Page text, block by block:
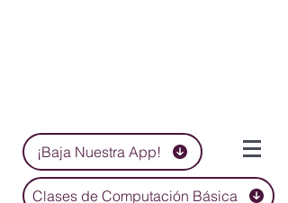
¡Baja Nuestra App!
Clases de Computación Básica